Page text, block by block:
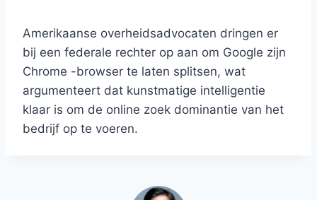
Amerikaanse overheidsadvocaten dringen er
bij een federale rechter op aan om Google zijn
Chrome -browser te laten splitsen, wat
argumenteert dat kunstmatige intelligentie
klaar is om de online zoek dominantie van het
bedrijf op te voeren.